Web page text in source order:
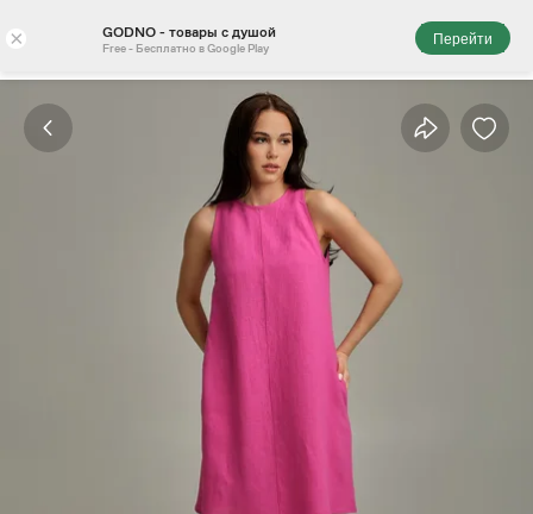
× GODNO - товары с душой
Free - Бесплатно в Google Play
Перейти